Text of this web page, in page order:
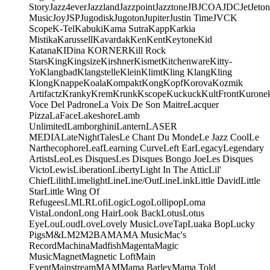
StoryJazz4everJazzlandJazzpointJazztoneJBJCOAJDCJetJeton
MusicJoyJSPJugodiskJugotonJupiterJustin TimeJVCK
ScopeK-TelKabukiKama SutraKappKarkia
MistikaKarussellKavardakKenKentKeytoneKid
KatanaKIDina KORNERKill Rock
StarsKingKingsizeKirshnerKismetKitchenwareKitty-
YoKlangbadKlangstelleKleinKlimtKling KlangKling
KlongKnappeKoalaKompaktKongKopfKorovaKozmik
ArtifactzKrankyKremKrunkKscopeKuckuckKultFront
Voce Del PadroneLa Voix De Son MaitreLacquer
PizzaLaFaceLakeshoreLamb
UnlimitedLamborghiniLanternLASER
MEDIALateNightTalesLe Chant Du MondeLe Jazz CoolLe
NarthecophoreLeafLearning CurveLeft EarLegacyLegendary
ArtistsLeoLes DisquesLes Disques Bongo JoeLes Disques
VictoLewisLiberationLibertyLight In The AtticLil'
ChiefLilithLimelightLineLine/OutLineLinkLittle DavidLittle
StarLittle Wing Of
RefugeesLMLRLofiLogicLogoLollipopLoma
VistaLondonLong HairLook BackLotusLotus
EyeLouLoudLoveLovely MusicLoveTapLuaka BopLucky
PigsM&LM2M2BAMAMA MusicMac's
RecordMachinaMadfishMagentaMagic
MusicMagnetMagnetic LoftMain
EventMainstreamMAMMama BarleyMama Told